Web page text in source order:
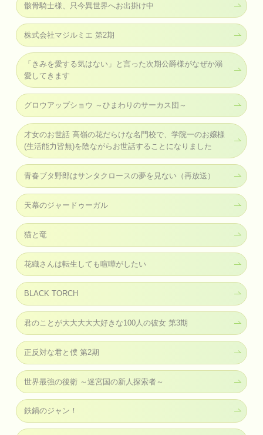
骸骨騎士様、只今異世界へお出掛け中
株式会社マジルミエ 第2期
「きみを愛する気はない」と言った次期公爵様がなぜか溺
愛してきます
グロウアップショウ ～ひまわりのサーカス団～
才女のお世話 高嶺の花だらけな名門校で、学院一のお嬢様
(生活能力皆無)を陰ながらお世話することになりました
青春ブタ野郎はサンタクロースの夢を見ない（再放送）
天幕のジャードゥーガル
猫と竜
花織さんは転生しても喧嘩がしたい
BLACK TORCH
君のことが大大大大大好きな100人の彼女 第3期
正反対な君と僕 第2期
世界最強の後衛 ～迷宮国の新人探索者～
鉄鍋のジャン！